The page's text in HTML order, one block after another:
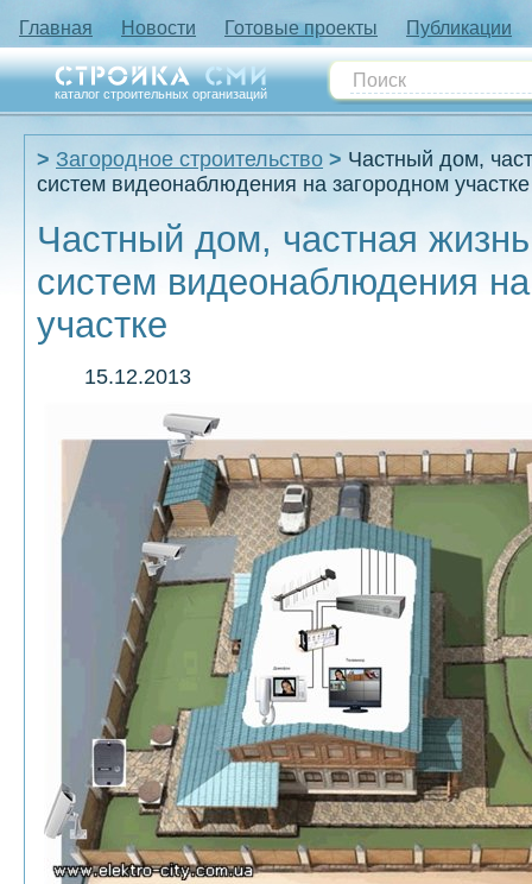
Главная Новости Готовые проекты Публикации
каталог строительных организаций
Загородное строительство
Частный дом,
систем видеонаблюдения на загородном участке
Частный дом, частная
систем видеонаблюдения
участке
15.12.2013